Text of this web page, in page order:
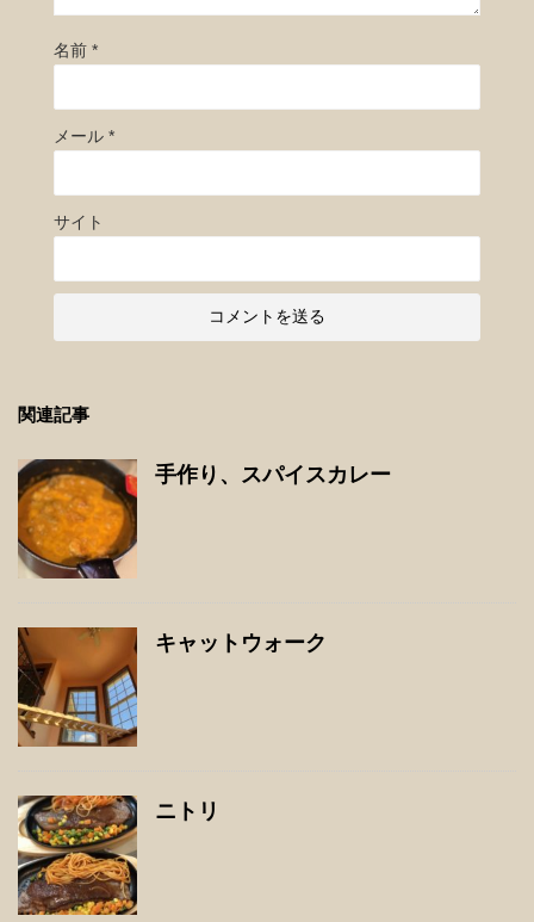
名前 *
メール *
サイト
関連記事
手作り、スパイスカレー
キャットウォーク
ニトリ